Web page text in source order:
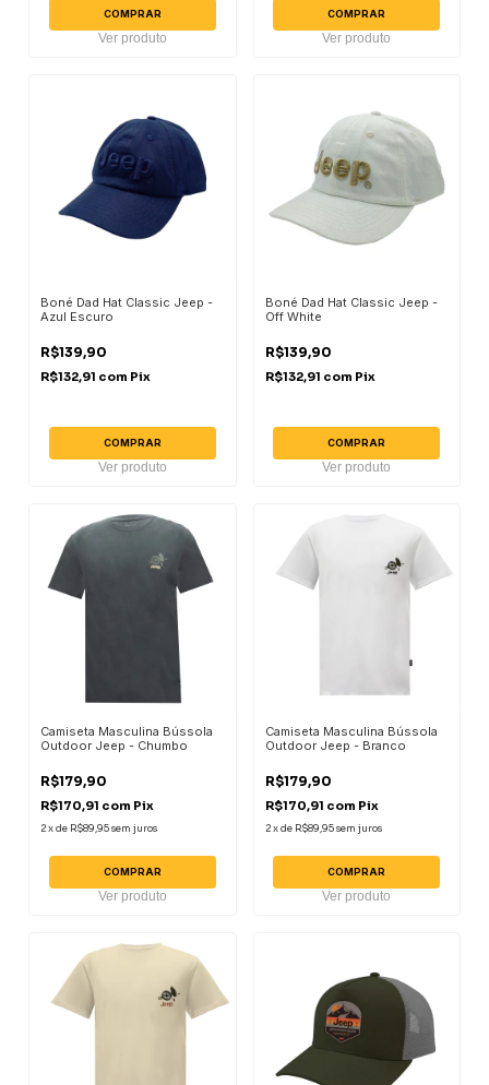
COMPRAR
Ver produto
COMPRAR
Ver produto
Boné Dad Hat Classic Jeep -
Azul Escuro
R$139,90
R$132,91 com Pix
COMPRAR
Ver produto
Boné Dad Hat Classic Jeep -
Off White
R$139,90
R$132,91 com Pix
COMPRAR
Ver produto
Camiseta Masculina Bússola
Outdoor Jeep - Chumbo
R$179,90
R$170,91 com Pix
2xde R$89,95sem juros
COMPRAR
Ver produto
Camiseta Masculina Bússola
Outdoor Jeep - Branco
R$179,90
R$170,91 com Pix
2 xde R$89,95 sem juros
COMPRAR
Ver produto